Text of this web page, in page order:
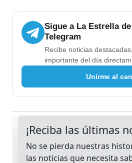
Sigue a La Estrella
Telegram
Recibe noticias
importante del día
Unirme al